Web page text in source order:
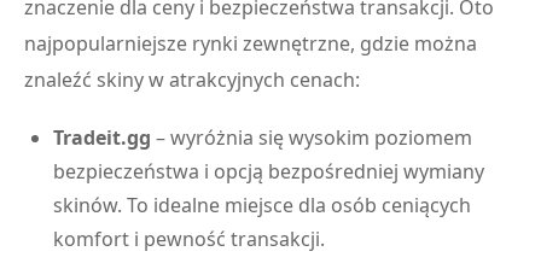
znaczenie dla ceny i bezpieczeństwa transakcji. Oto
najpopularniejsze rynki zewnętrzne, gdzie można
znaleźć skiny w atrakcyjnych cenach:
Tradeit.gg – wyróżnia się wysokim poziomem
bezpieczeństwa i opcją bezpośredniej wymiany
skinów. To idealne miejsce dla osób ceniących
komfort i pewność transakcji.